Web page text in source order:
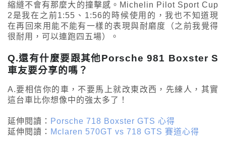
縮縫不會有那麼大的撞擊感。Michelin Pilot Sport Cup
2是我在之前1:55、1:56的時候使用的，我也不知道現
在再回來用能不能有一樣的表現與耐磨度（之前我覺得
很耐用，可以連跑四五場）。
Q.還有什麼要跟其他Porsche 981 Boxster S
車友要分享的嗎？
A.要相信你的車，不要馬上就改東改西，先練人，其實
這台車比你想像中的強太多了！
延伸閱讀： Porsche 718 Boxster GTS 心得
延伸閱讀： Mclaren 570GT vs 718 GTS 賽道心得